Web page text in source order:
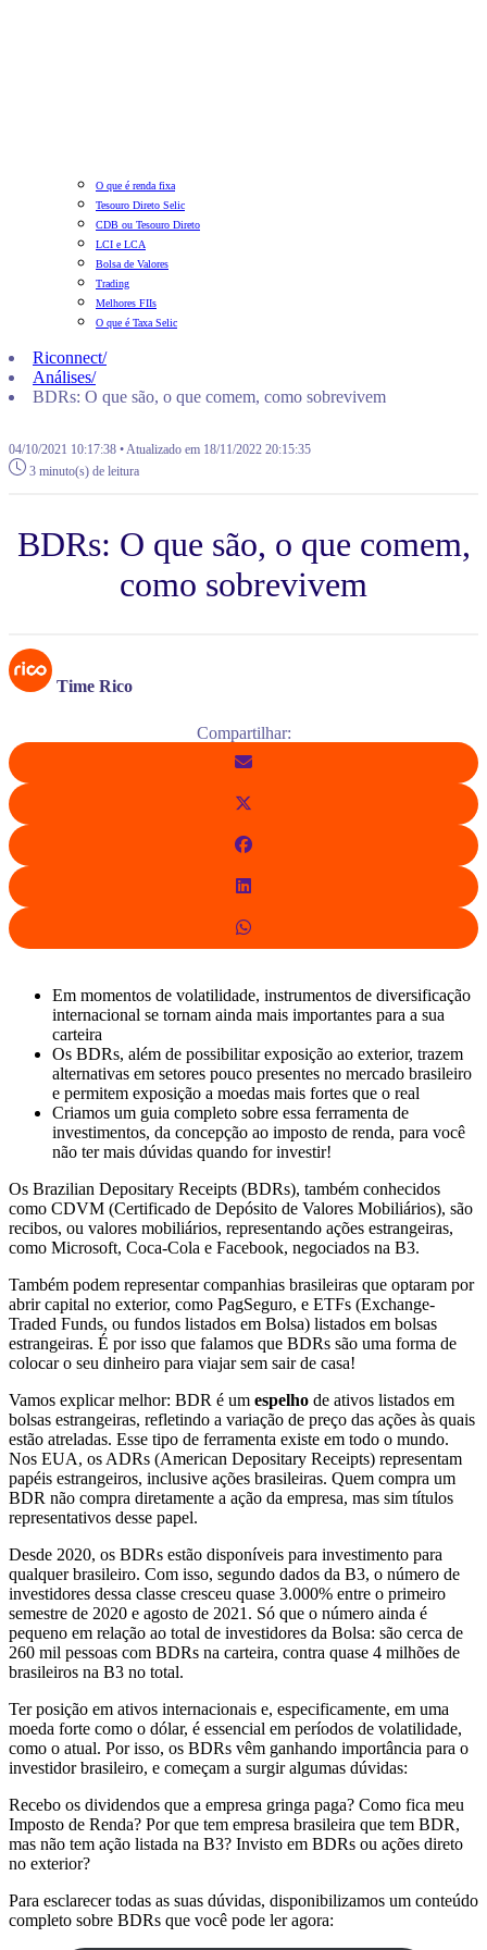
O que é renda fixa
Tesouro Direto Selic
CDB ou Tesouro Direto
LCI e LCA
Bolsa de Valores
Trading
Melhores FIIs
O que é Taxa Selic
Riconnect/
Análises/
BDRs: O que são, o que comem, como sobrevivem
04/10/2021 10:17:38 • Atualizado em 18/11/2022 20:15:35
3 minuto(s) de leitura
BDRs: O que são, o que comem,
como sobrevivem
Time Rico
Compartilhar:
Em momentos de volatilidade, instrumentos de diversificação
internacional se tornam ainda mais importantes para a sua
carteira
Os BDRs, além de possibilitar exposição ao exterior, trazem
alternativas em setores pouco presentes no mercado brasileiro
e permitem exposição a moedas mais fortes que o real
Criamos um guia completo sobre essa ferramenta de
investimentos, da concepção ao imposto de renda, para você
não ter mais dúvidas quando for investir!
Os Brazilian Depositary Receipts (BDRs), também conhecidos
como CDVM (Certificado de Depósito de Valores Mobiliários), são
recibos, ou valores mobiliários, representando ações estrangeiras,
como Microsoft, Coca-Cola e Facebook, negociados na B3.
Também podem representar companhias brasileiras que optaram por
abrir capital no exterior, como PagSeguro, e ETFs (Exchange-
Traded Funds, ou fundos listados em Bolsa) listados em bolsas
estrangeiras. É por isso que falamos que BDRs são uma forma de
colocar o seu dinheiro para viajar sem sair de casa!
Vamos explicar melhor: BDR é um espelho de ativos listados em
bolsas estrangeiras, refletindo a variação de preço das ações às quais
estão atreladas. Esse tipo de ferramenta existe em todo o mundo.
Nos EUA, os ADRs (American Depositary Receipts) representam
papéis estrangeiros, inclusive ações brasileiras. Quem compra um
BDR não compra diretamente a ação da empresa, mas sim títulos
representativos desse papel.
Desde 2020, os BDRs estão disponíveis para investimento para
qualquer brasileiro. Com isso, segundo dados da B3, o número de
investidores dessa classe cresceu quase 3.000% entre o primeiro
semestre de 2020 e agosto de 2021. Só que o número ainda é
pequeno em relação ao total de investidores da Bolsa: são cerca de
260 mil pessoas com BDRs na carteira, contra quase 4 milhões de
brasileiros na B3 no total.
Ter posição em ativos internacionais e, especificamente, em uma
moeda forte como o dólar, é essencial em períodos de volatilidade,
como o atual. Por isso, os BDRs vêm ganhando importância para o
investidor brasileiro, e começam a surgir algumas dúvidas:
Recebo os dividendos que a empresa gringa paga? Como fica meu
Imposto de Renda? Por que tem empresa brasileira que tem BDR,
mas não tem ação listada na B3? Invisto em BDRs ou ações direto
no exterior?
Para esclarecer todas as suas dúvidas, disponibilizamos um conteúdo
completo sobre BDRs que você pode ler agora: